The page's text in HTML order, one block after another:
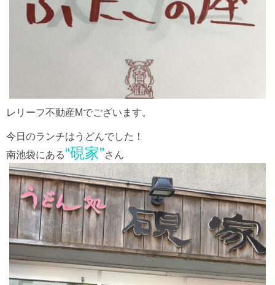
レリーフ不動産Mでございます。
今日のランチはうどんでした！
南池袋にある“硯家”さん